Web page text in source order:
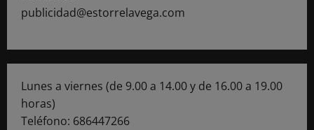
publicidad@estorrelavega.com
Lunes a viernes (de 9.00 a 14.00 y de 16.00 a 19.00
horas)
Teléfono: 686447266